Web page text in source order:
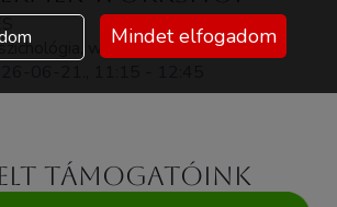
workshop
támogatóink
Mindet elfogadom